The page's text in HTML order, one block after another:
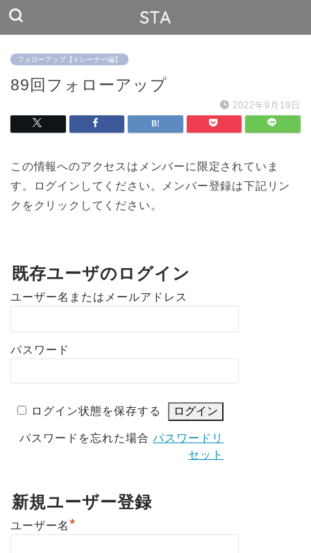
STA
フォローアップ【トレーナー編】
89回フォローアップ
2022年9月19日
この情報へのアクセスはメンバーに限定されていま
す。ログインしてください。メンバー登録は下記リン
クをクリックしてください。
既存ユーザのログイン
ユーザー名またはメールアドレス
パスワード
ログイン状態を保存する
パスワードを忘れた場合パスワードリ
セット
新規ユーザー登録
ユーザー名*